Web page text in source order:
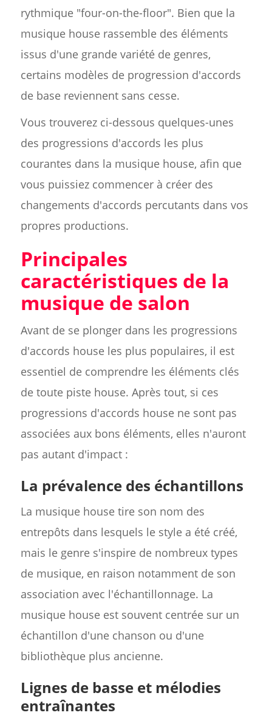
rythmique "four-on-the-floor". Bien que la
musique house rassemble des éléments
issus d'une grande variété de genres,
certains modèles de progression d'accords
de base reviennent sans cesse.
Vous trouverez ci-dessous quelques-unes
des progressions d'accords les plus
courantes dans la musique house, afin que
vous puissiez commencer à créer des
changements d'accords percutants dans vos
propres productions.
Principales
caractéristiques de la
musique de salon
Avant de se plonger dans les progressions
d'accords house les plus populaires, il est
essentiel de comprendre les éléments clés
de toute piste house. Après tout, si ces
progressions d'accords house ne sont pas
associées aux bons éléments, elles n'auront
pas autant d'impact :
La prévalence des échantillons
La musique house tire son nom des
entrepôts dans lesquels le style a été créé,
mais le genre s'inspire de nombreux types
de musique, en raison notamment de son
association avec l'échantillonnage. La
musique house est souvent centrée sur un
échantillon d'une chanson ou d'une
bibliothèque plus ancienne.
Lignes de basse et mélodies
entraînantes